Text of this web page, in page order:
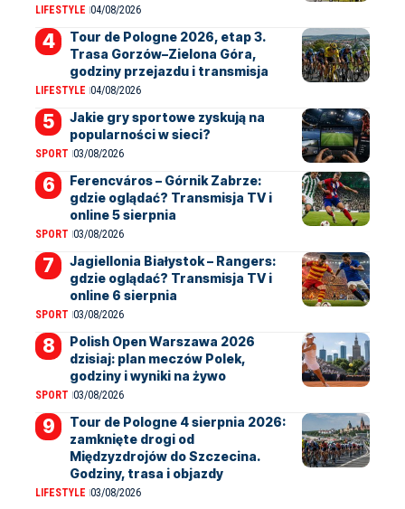
LIFESTYLE 04/08/2026
Tour de Pologne 2026, etap 3.
Trasa Gorzów–Zielona Góra,
godziny przejazdu i transmisja
LIFESTYLE 04/08/2026
Jakie gry sportowe zyskują na
popularności w sieci?
SPORT 03/08/2026
Ferencváros – Górnik Zabrze:
gdzie oglądać? Transmisja TV i
online 5 sierpnia
SPORT 03/08/2026
Jagiellonia Białystok – Rangers:
gdzie oglądać? Transmisja TV i
online 6 sierpnia
SPORT 03/08/2026
Polish Open Warszawa 2026
dzisiaj: plan meczów Polek,
godziny i wyniki na żywo
SPORT 03/08/2026
Tour de Pologne 4 sierpnia 2026:
zamknięte drogi od
Międzyzdrojów do Szczecina.
Godziny, trasa i objazdy
LIFESTYLE 03/08/2026